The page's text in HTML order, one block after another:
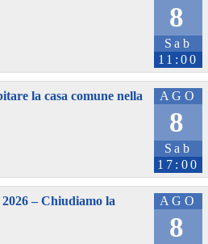
8
Sab
11:00
AGO
8
Sab
17:00
la casa comune nella
AGO
8
– Chiudiamo la